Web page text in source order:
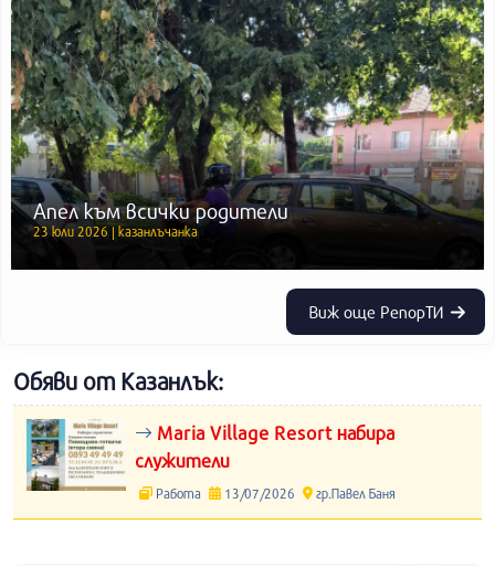
Апел към всички родители
23 юли 2026 | казанлъчанка
Виж още РепорТИ
Обяви от Казанлък:
Maria Village Resort набира
служители
Работа 13/07/2026 гр.Павел Баня